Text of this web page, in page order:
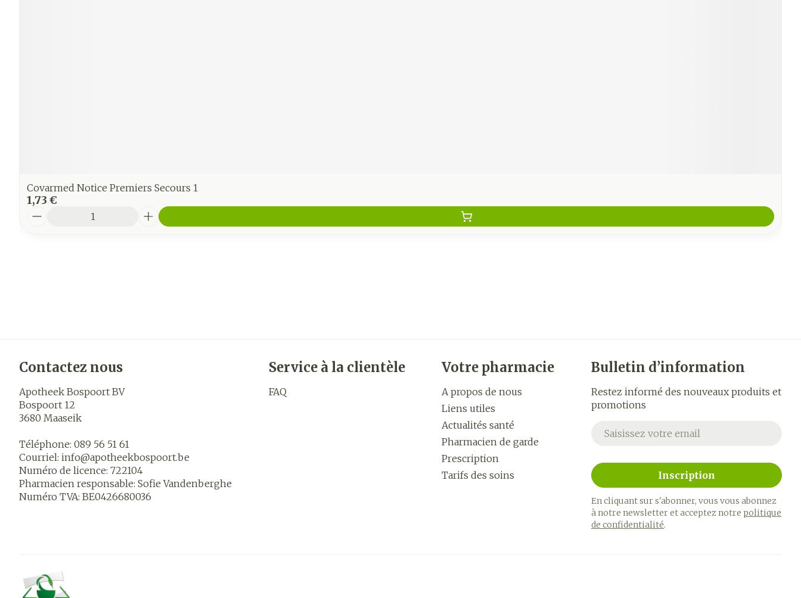
Covarmed Notice Premiers Secours 1
1,73 €
Contactez nous
Apotheek Bospoort BV
Bospoort 12
3680 Maaseik
Téléphone: 089 56 51 61
Courriel: info@apotheekbospoort.be
Numéro de licence: 722104
Pharmacien responsable: Sofie Vandenberghe
Numéro TVA: BE0426680036
Service à la clientèle
FAQ
Votre pharmacie
A propos de nous
Liens utiles
Actualités santé
Pharmacien de garde
Prescription
Tarifs des soins
Bulletin d’information
Restez informé des nouveaux produits et
promotions
Adresse mail
Inscription
En cliquant sur s'abonner, vous vous abonnez
à notre newsletter et acceptez notrepolitique
de confidentialité.